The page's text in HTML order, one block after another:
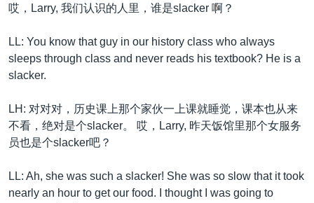
哎，Larry, 我们认识的人里，谁是slacker 啊？
LL: You know that guy in our history class who always
sleeps through class and never reads his textbook? He is a
slacker.
LH: 对对对，历史课上那个家伙一上课就睡觉，课本也从来
不看，绝对是个slacker。 哎，Larry, 昨天饭馆里那个女服务
员也是个slacker吧？
LL: Ah, she was such a slacker! She was so slow that it took
nearly an hour to get our food. I thought I was going to